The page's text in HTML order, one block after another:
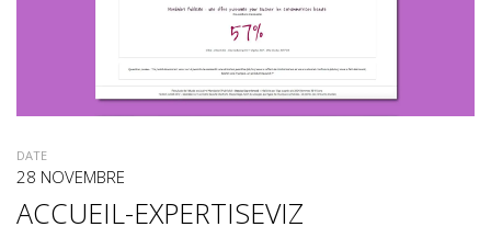
DATE
28 NOVEMBRE
ACCUEIL-EXPERTISEVIZ